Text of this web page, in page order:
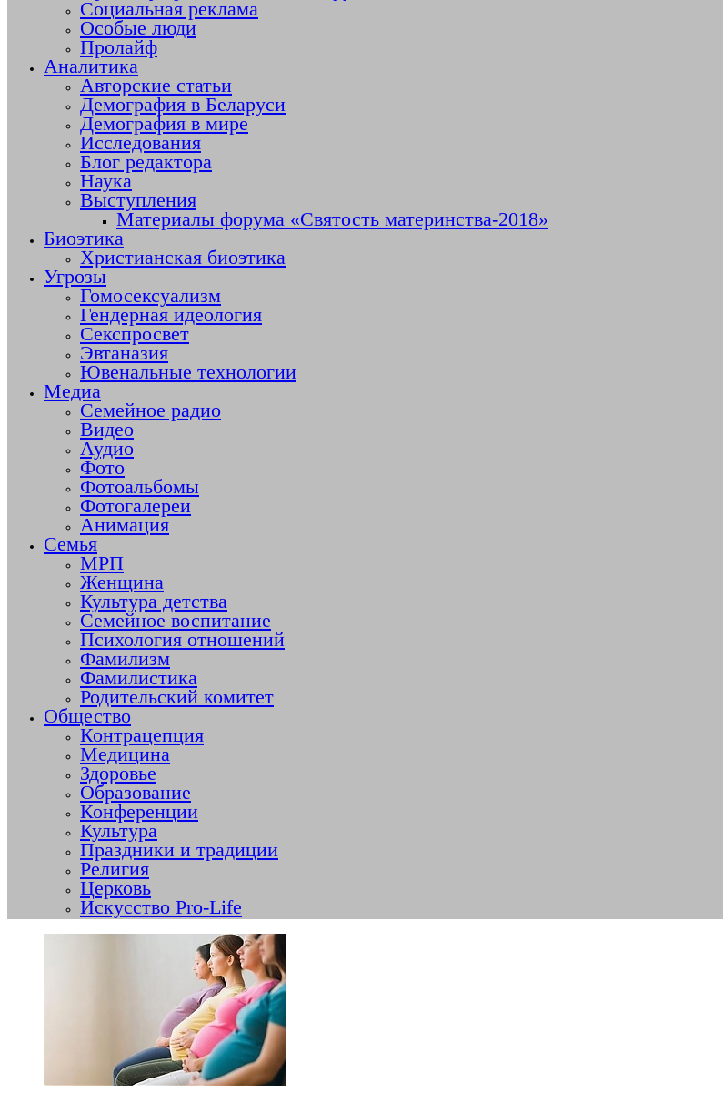
Социальная реклама
Особые люди
Пролайф
Аналитика
Авторские статьи
Демография в Беларуси
Демография в мире
Исследования
Блог редактора
Наука
Выступления
Материалы форума «Святость материнства-2018»
Биоэтика
Христианская биоэтика
Угрозы
Гомосексуализм
Гендерная идеология
Секспросвет
Эвтаназия
Ювенальные технологии
Медиа
Семейное радио
Видео
Аудио
Фото
Фотоальбомы
Фотогалереи
Анимация
Семья
МРП
Женщина
Культура детства
Семейное воспитание
Психология отношений
Фамилизм
Фамилистика
Родительский комитет
Общество
Контрацепция
Медицина
Здоровье
Образование
Конференции
Культура
Праздники и традиции
Религия
Церковь
Искусство Pro-Life